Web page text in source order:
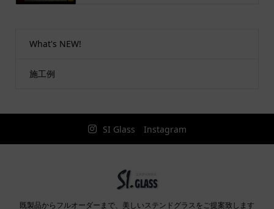
What's NEW!
施工例
SI Glass Instagram
既製品からフルオーダーまで、美しいステンドグラスをご提案致します